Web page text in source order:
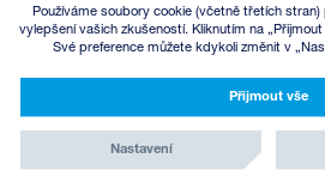
© Copyright
CREATED BY
Používáme soubory cookie (včetně třetích
vylepšení vašich zkušeností. Kliknutím na
Své preference můžete kdykoli změnit v
Nastavení
Přijmout vše